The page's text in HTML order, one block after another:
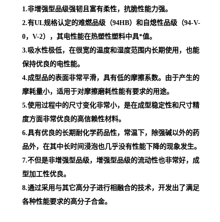
1.非增强型品级强韧且富有柔性，抗脆性能力强。
2.有UL规格认定的难燃品级（94HB）和自熄性品级（94-V-
0，V-2），其电性能在热塑性塑料中具*值。
3.吸水性极低，在很宽的温度和湿度范围内长期使用，也能
保持优良的电性能。
4.成型品的表面非常平滑，具有低的摩擦系数。由于产生的
摩耗量小，适用于对摩擦磨耗性能有要求的用途。
5.使用过程中的尺寸变化非常小，是在成型稳定性和尺寸精
度方面非常优良的高信赖性材料。
6.具有优良的长期耐化学药品性，常温下，除强碱以外的药
品外，在其中长时间浸泡也几乎没有性能下降的现象发生。
7.不但是非增强型品级，增强型品级的流动性也非常好，成
型加工性优良。
8.通过采用与其它高分子进行相融合的技术，开发出了满足
各种性能要求的高分子合金。